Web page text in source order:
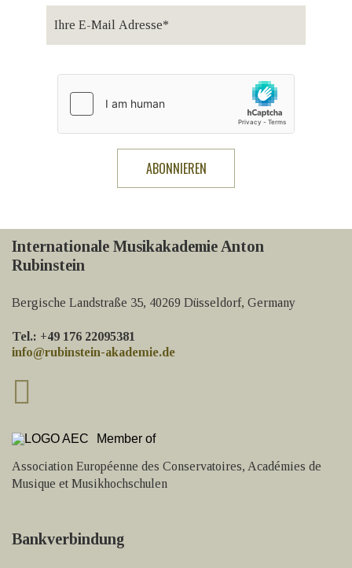
Internationale Musikakademie Anton
Rubinstein
Bergische Landstraße 35, 40269 Düsseldorf, Germany
Tel.: +49 176 22095381
info@rubinstein-akademie.de
Member of
Association Européenne des Conservatoires, Académies de
Musique et Musikhochschulen
Bankverbindung